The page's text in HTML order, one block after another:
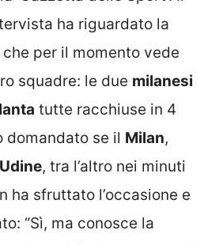
ha riguardato la
che per il momento vede
squadre: le due milanesi
tutte racchiuse in 4
domandato se il Milan,
Udine, tra l’altro nei minuti
ha sfruttato l’occasione e
“Sì, ma conosce la